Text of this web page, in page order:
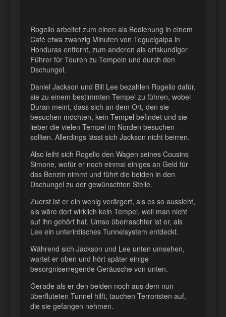
Rogelio arbeitet zum einen als Bedienung in einem
Café etwa zwanzig Minuten von Tegucigalpa in
Honduras entfernt, zum anderen als ortskundiger
Führer für Touren zu Tempeln und durch den
Dschungel.
Daniel Jackson und Bill Lee bezahlen Rogelio dafür,
sie zu einem bestimmten Tempel zu führen, wobei
Duran meint, dass sich an dem Ort, den sie
besuchen möchten, kein Tempel befindet und sie
lieber die vielen Tempel im Norden besuchen
sollten. Allerdings lässt sich Jackson nicht beirren.
Also leiht sich Rogelio den Wagen seines Cousins
Simone, wofür er noch einmal einiges an Geld für
das Benzin nimmt und führt die beiden in den
Dschungel zu der gewünschten Stelle.
Zuerst ist er ein wenig verärgert, als es so aussieht,
als wäre dort wirklich kein Tempel, weil man nicht
auf ihn gehört hat. Umso überraschter ist er, als
Lee ein unterirdisches Tunnelsystem entdeckt.
Während sich Jackson und Lee unten umsehen,
wartet er oben und hört später einige
besorgniserregende Geräusche von unten.
Gerade als er den beiden noch aus dem nun
überfluteten Tunnel hilft, tauchen Terroristen auf,
die sie gefangen nehmen.